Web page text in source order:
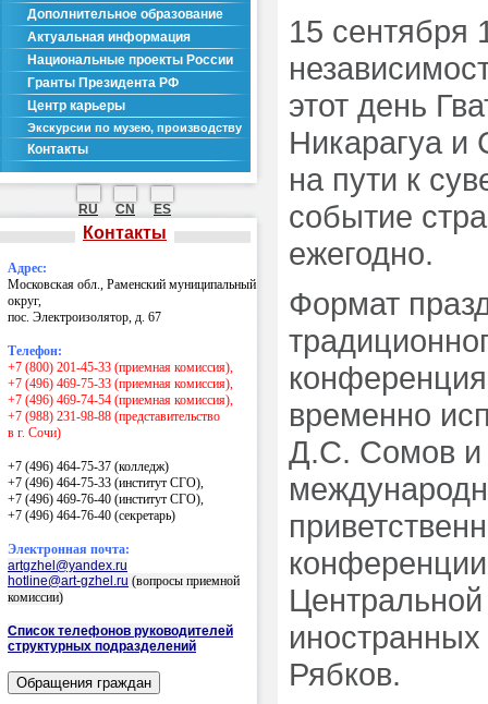
Дополнительное образование
Актуальная информация
Национальные проекты России
Гранты Президента РФ
Центр карьеры
Экскурсии по музею, производству
Контакты
RU CN ES
Контакты
Адрес:
Московская обл., Раменский муниципальный
округ,
пос. Электроизолятор, д. 67
Телефон:
+7 (800) 201-45-33 (приемная комиссия),
+7 (496) 469-75-33 (приемная комиссия),
+7 (496) 469-74-54 (приемная комиссия),
+7 (988) 231-98-88 (представительство
в г. Сочи)
+7 (496) 464-75-37 (колледж)
+7 (496) 464-75-33 (институт СГО),
+7 (496) 469-76-40 (институт СГО),
+7 (496) 464-76-40 (секретарь)
Электронная почта:
artgzhel@yandex.ru
hotline@art-gzhel.ru (вопросы приемной
комиссии)
Список телефонов руководителей
структурных подразделений
15 сентября
этот день
Никарагуа
на пути к
событие
ежегодно.
Формат
временно
Д.С. Сомов и
Рябков.